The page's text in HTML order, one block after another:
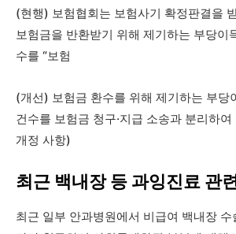
(현행) 보험협회는 보험사기 확정판결을
보험금을 반환받기 위해 제기하는 부당이
수를 “보험
(개선) 보험금 환수를 위해 제기하는 부당
건수를 보험금 청구·지급 소송과 분리하여
개정 사항)
최근 백내장 등 과잉진료 관
최근 일부 안과병원에서 비급여 백내장